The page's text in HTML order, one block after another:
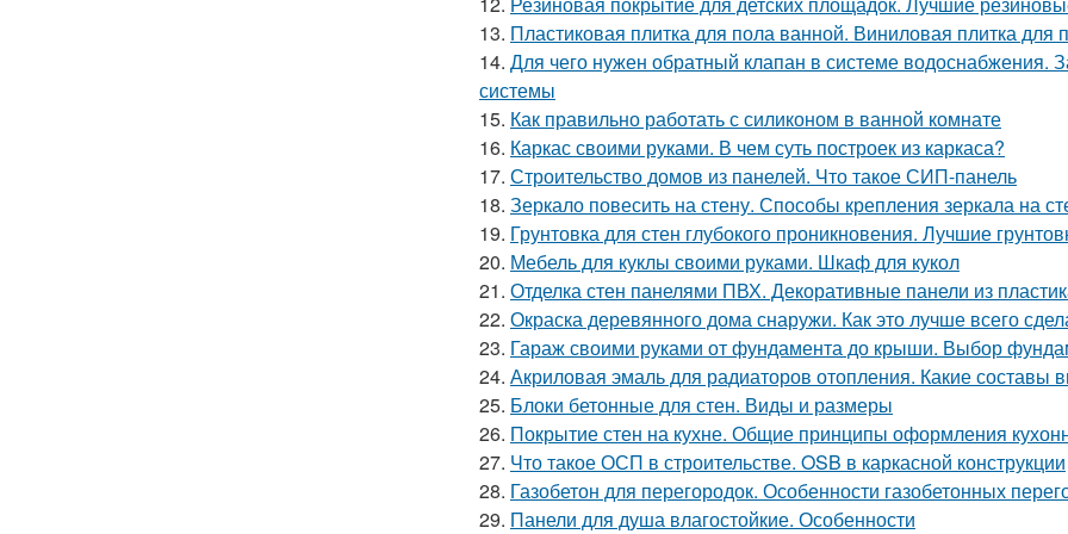
13. Пластиковая плитка для пола ванной. Виниловая плитка
14. Для чего нужен обратный клапан в системе водоснабжения.
системы
15. Как правильно работать с силиконом в ванной комнате
16. Каркас своими руками. В чем суть построек из каркаса?
17. Строительство домов из панелей. Что такое СИП-панель
18. Зеркало повесить на стену. Способы крепления зеркала на
19. Грунтовка для стен глубокого проникновения. Лучшие
20. Мебель для куклы своими руками. Шкаф для кукол
21. Отделка стен панелями ПВХ. Декоративные панели из
22. Окраска деревянного дома снаружи. Как это лучше всего
23. Гараж своими руками от фундамента до крыши. Выбор
24. Акриловая эмаль для радиаторов отопления. Какие составы
25. Блоки бетонные для стен. Виды и размеры
26. Покрытие стен на кухне. Общие принципы оформления
27. Что такое ОСП в строительстве. OSB в каркасной конструкции
28. Газобетон для перегородок. Особенности газобетонных
29. Панели для душа влагостойкие. Особенности